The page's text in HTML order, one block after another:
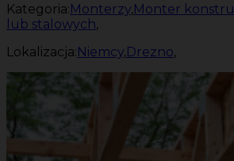
Kategoria:Monterzy,Monter
lub stalowych,
Lokalizacja:Niemcy,Drezno,